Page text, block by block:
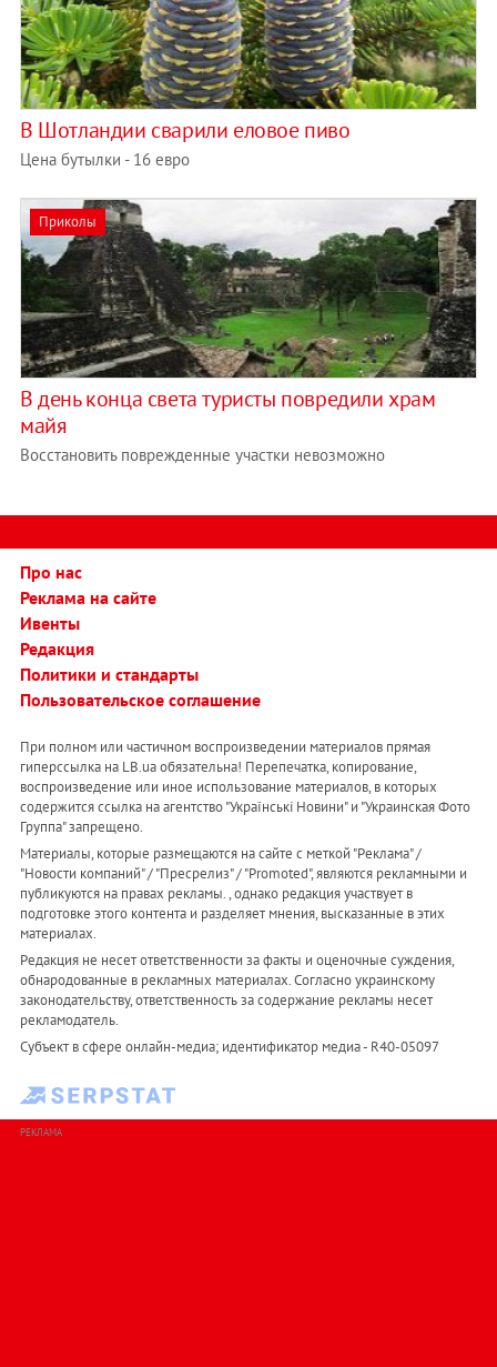
В Шотландии сварили еловое пиво
Цена бутылки - 16 евро
Приколы
В день конца света туристы повредили храм
майя
Восстановить поврежденные участки невозможно
Про нас
Реклама на сайте
Ивенты
Редакция
Политики и стандарты
Пользовательское соглашение
При полном или частичном воспроизведении материалов прямая
гиперссылка на LB.ua обязательна! Перепечатка, копирование,
воспроизведение или иное использование материалов, в которых
содержится ссылка на агентство "Українськi Новини" и "Украинская Фото
Группа" запрещено.
Материалы, которые размещаются на сайте с меткой "Реклама" /
"Новости компаний" / "Пресрелиз" / "Promoted", являются рекламными и
публикуются на правах рекламы. , однако редакция участвует в
подготовке этого контента и разделяет мнения, высказанные в этих
материалах.
Редакция не несет ответственности за факты и оценочные суждения,
обнародованные в рекламных материалах. Согласно украинскому
законодательству, ответственность за содержание рекламы несет
рекламодатель.
Субъект в сфере онлайн-медиа; идентификатор медиа - R40-05097
РЕКЛАМА